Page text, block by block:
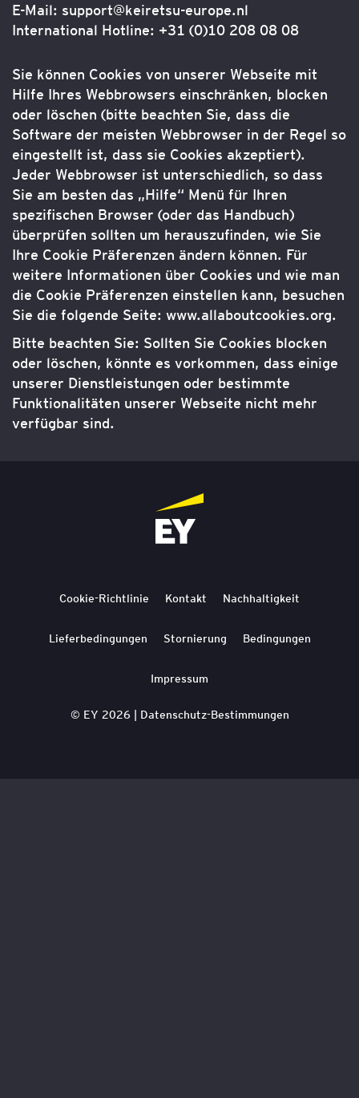
E-Mail: support@keiretsu-europe.nl
International Hotline: +31 (0)10 208 08 08
Sie können Cookies von unserer Webseite mit
Hilfe Ihres Webbrowsers einschränken, blocken
oder löschen (bitte beachten Sie, dass die
Software der meisten Webbrowser in der Regel so
eingestellt ist, dass sie Cookies akzeptiert).
Jeder Webbrowser ist unterschiedlich, so dass
Sie am besten das „Hilfe“ Menü für Ihren
spezifischen Browser (oder das Handbuch)
überprüfen sollten um herauszufinden, wie Sie
Ihre Cookie Präferenzen ändern können. Für
weitere Informationen über Cookies und wie man
die Cookie Präferenzen einstellen kann, besuchen
Sie die folgende Seite: www.allaboutcookies.org.
Bitte beachten Sie: Sollten Sie Cookies blocken
oder löschen, könnte es vorkommen, dass einige
unserer Dienstleistungen oder bestimmte
Funktionalitäten unserer Webseite nicht mehr
verfügbar sind.
Cookie-Richtlinie Kontakt Nachhaltigkeit
Lieferbedingungen Stornierung Bedingungen
Impressum
© EY 2026 | Datenschutz-Bestimmungen